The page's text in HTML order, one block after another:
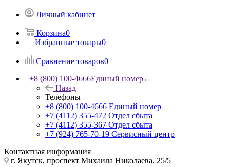
Личный кабинет
Корзина0
Избранные товары0
Сравнение товаров0
+8 (800) 100-4666Единый номер
Назад
Телефоны
+8 (800) 100-4666 Единый номер
+7 (4112) 355-472 Отдел сбыта
+7 (4112) 355-367 Отдел сбыта
+7 (924) 765-70-19 Сервисный центр
Контактная информация
г. Якутск, проспект Михаила Николаева, 25/5